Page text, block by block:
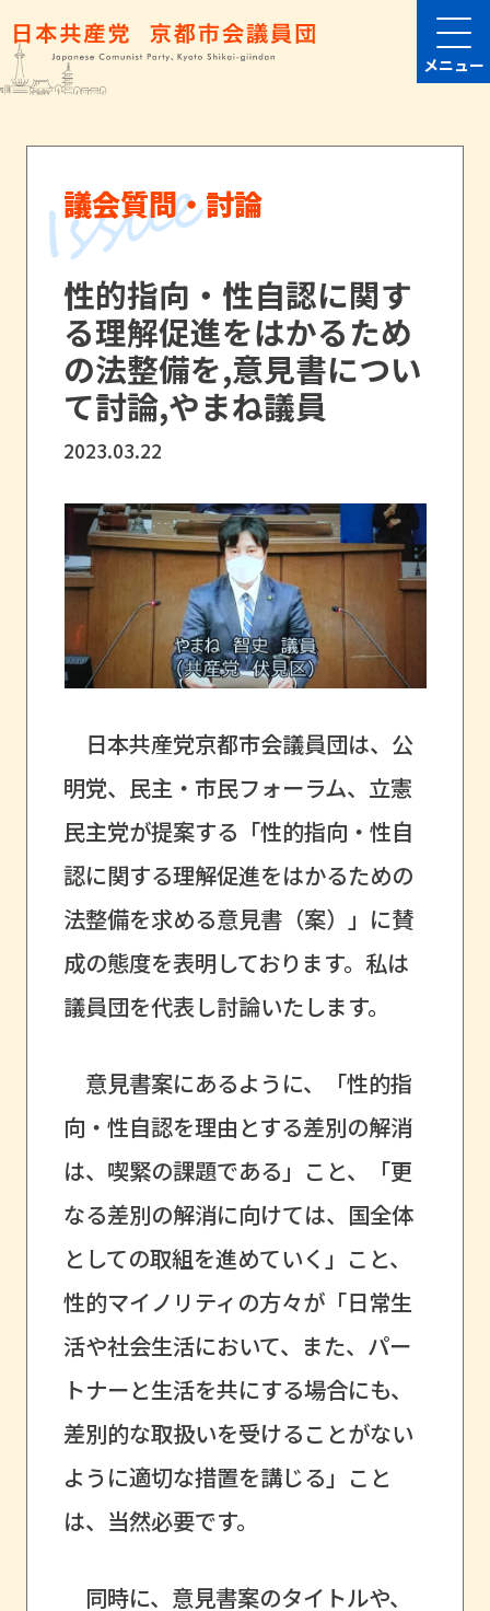
メニュー
議会質問・討論
性的指向・性自認に関す
る理解促進をはかるため
の法整備を,意見書につい
て討論,やまね議員
2023.03.22
日本共産党京都市会議員団は、公
明党、民主・市民フォーラム、立憲
民主党が提案する「性的指向・性自
認に関する理解促進をはかるための
法整備を求める意見書（案）」に賛
成の態度を表明しております。私は
議員団を代表し討論いたします。
意見書案にあるように、「性的指
向・性自認を理由とする差別の解消
は、喫緊の課題である」こと、「更
なる差別の解消に向けては、国全体
としての取組を進めていく」こと、
性的マイノリティの方々が「日常生
活や社会生活において、また、パー
トナーと生活を共にする場合にも、
差別的な取扱いを受けることがない
ように適切な措置を講じる」こと
は、当然必要です。
同時に、意見書案のタイトルや、